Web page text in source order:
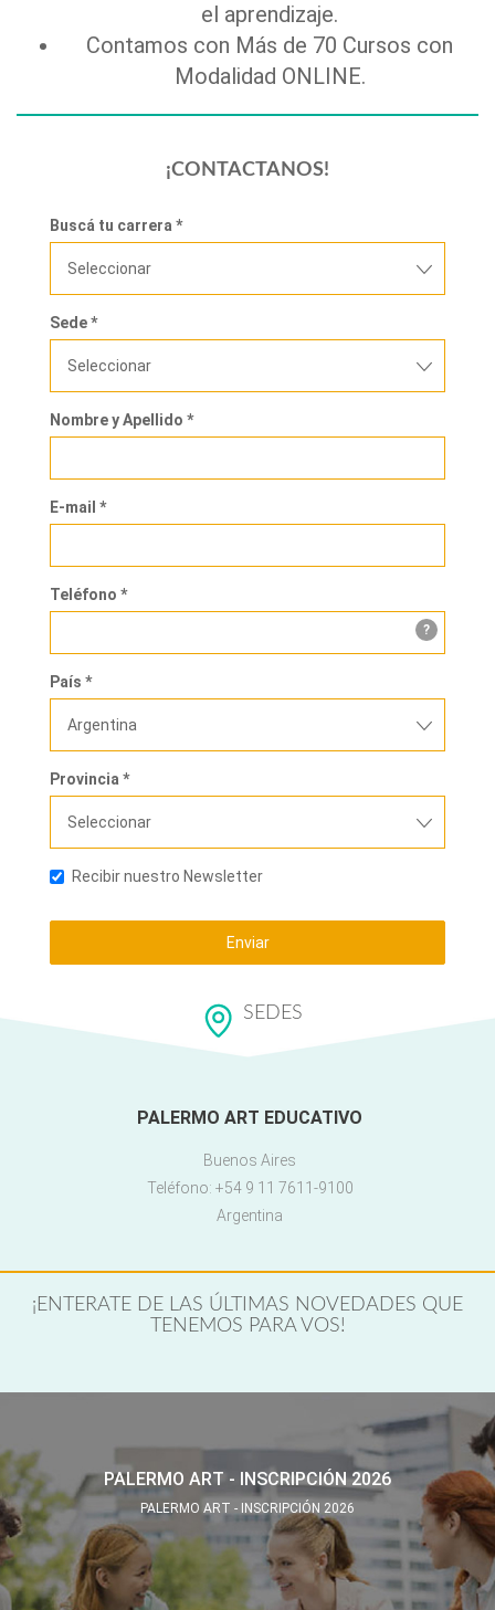
el aprendizaje.
Contamos con Más de 70 Cursos con
Modalidad ONLINE.
¡CONTACTANOS!
Buscá tu carrera *
Seleccionar
Sede *
Seleccionar
Nombre y Apellido *
E-mail *
?
Teléfono *
País *
Argentina
Provincia *
Seleccionar
Recibir nuestro Newsletter
Enviar
SEDES
PALERMO ART EDUCATIVO
Buenos Aires
Teléfono: +54 9 11 7611-9100
Argentina
¡ENTERATE DE LAS ÚLTIMAS NOVEDADES QUE
TENEMOS PARA VOS!
PALERMO ART - INSCRIPCIÓN 2026
PALERMO ART - INSCRIPCIÓN 2026